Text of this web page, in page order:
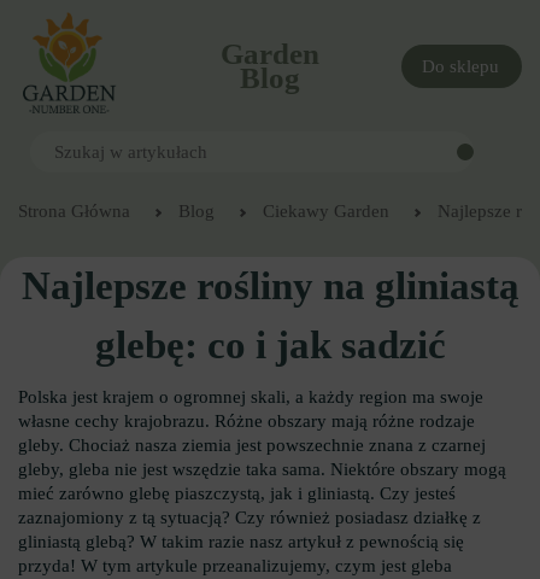
Garden
Blog Do sklepu
Strona Główna Blog Ciekawy Garden Najlepsze
Najlepsze rośliny na gliniastą
glebę: co i jak sadzić
Polska jest krajem o ogromnej skali, a każdy region ma swoje
własne cechy krajobrazu. Różne obszary mają różne rodzaje
gleby. Chociaż nasza ziemia jest powszechnie znana z czarnej
gleby, gleba nie jest wszędzie taka sama. Niektóre obszary mogą
mieć zarówno glebę piaszczystą, jak i gliniastą. Czy jesteś
zaznajomiony z tą sytuacją? Czy również posiadasz działkę z
gliniastą glebą? W takim razie nasz artykuł z pewnością się
przyda! W tym artykule przeanalizujemy, czym jest gleba